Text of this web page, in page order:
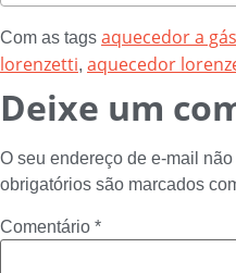
Com as tags aquecedor a
lorenzetti, aquecedor
Deixe um
O seu endereço de e-mail
obrigatórios são marcados
Comentário *